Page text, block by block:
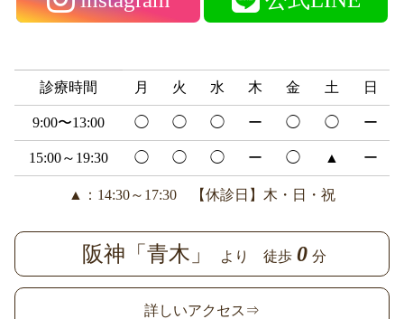
診療時間 月 火 水 木 金 土 日
9:00〜13:00 ◯ ◯ ◯ ー ◯ ◯ ー
15:00～19:30 ◯ ◯ ◯ ー ◯ ▲ ー
▲：14:30～17:30 【休診日】木・日・祝
阪神「青木」 より 徒歩 0 分
詳しいアクセス⇒